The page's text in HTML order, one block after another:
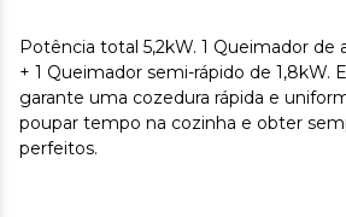
Potência total 5,2kW. 1 Queimador de
+ 1 Queimador semi-rápido de 1,8kW.
garante uma cozedura rápida e
poupar tempo na cozinha e obter
perfeitos.